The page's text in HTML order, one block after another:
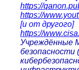
https://
https://
[и от другого]
https://
Учреждённые
безопасности